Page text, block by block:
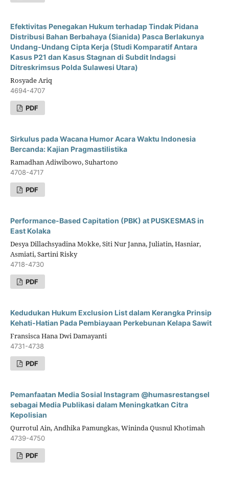
Efektivitas Penegakan Hukum terhadap Tindak Pidana
Distribusi Bahan Berbahaya (Sianida) Pasca Berlakunya
Undang-Undang Cipta Kerja (Studi Komparatif Antara
Kasus P21 dan Kasus Stagnan di Subdit Indagsi
Ditreskrimsus Polda Sulawesi Utara)
Rosyade Ariq
4694-4707
PDF
Sirkulus pada Wacana Humor Acara Waktu Indonesia
Bercanda: Kajian Pragmastilistika
Ramadhan Adiwibowo, Suhartono
4708-4717
PDF
Performance-Based Capitation (PBK) at PUSKESMAS in
East Kolaka
Desya Dillachsyadina Mokke, Siti Nur Janna, Juliatin, Hasniar,
Asmiati, Sartini Risky
4718-4730
PDF
Kedudukan Hukum Exclusion List dalam Kerangka Prinsip
Kehati-Hatian Pada Pembiayaan Perkebunan Kelapa Sawit
Fransisca Hana Dwi Damayanti
4731-4738
PDF
Pemanfaatan Media Sosial Instagram @humasrestangsel
sebagai Media Publikasi dalam Meningkatkan Citra
Kepolisian
Qurrotul Ain, Andhika Pamungkas, Wininda Qusnul Khotimah
4739-4750
PDF